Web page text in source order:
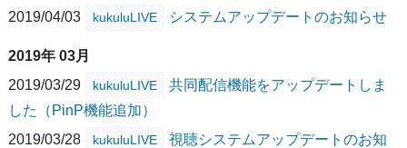
2019/04/03
kukuluLIVE システムアップデートのお知らせ
2019年 03月
2019/03/29
kukuluLIVE
共同配信機能をアップデートしま
した（PinP機能追加）
2019/03/28
kukuluLIVE
視聴システムアップデートのお知